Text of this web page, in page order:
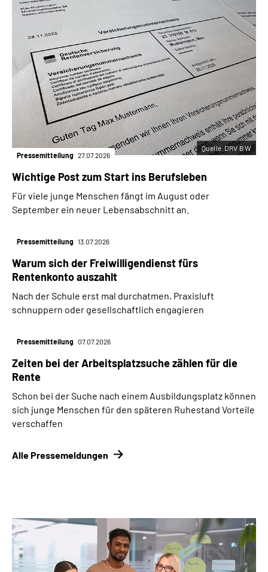
Pressemitteilung 27.07.2026
Wichtige Post zum Start ins Berufsleben
Für viele junge Menschen fängt im August oder
September ein neuer Lebensabschnitt an.
Quelle:DRV BW
Pressemitteilung 13.07.2026
Warum sich der Freiwilligendienst fürs
Rentenkonto auszahlt
Nach der Schule erst mal durchatmen, Praxisluft
schnuppern oder gesellschaftlich engagieren
Pressemitteilung 07.07.2026
Zeiten bei der Arbeitsplatzsuche zählen für die
Rente
Schon bei der Suche nach einem Ausbildungsplatz können
sich junge Menschen für den späteren Ruhestand Vorteile
verschaffen
Alle Pressemeldungen